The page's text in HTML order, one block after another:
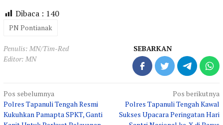
Dibaca : 140
PN Pontianak
Penulis: MN/Tim-Red
Editor: MN
SEBARKAN
Navigasi
pos
Pos sebelumnya
Polres Tapanuli Tengah Resmi
Kukuhkan Pamapta SPKT, Ganti
Pos berikutnya
Polres Tapanuli Tengah Kawal
Sukses Upacara Peringatan Hari